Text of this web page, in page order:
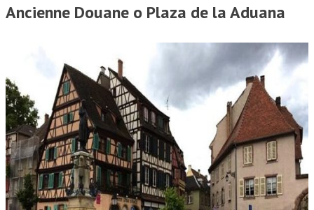
Ancienne Douane o Plaza de la Aduana